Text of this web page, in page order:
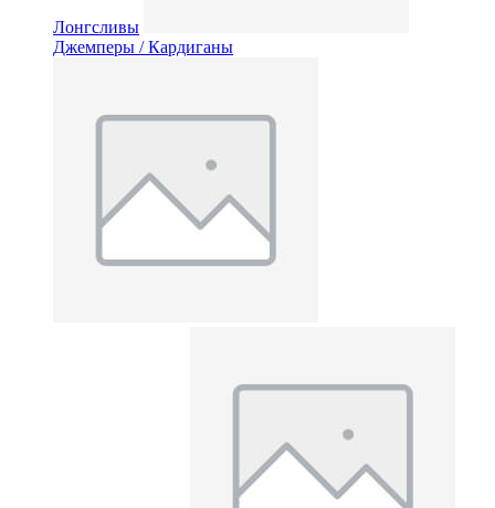
Лонгсливы
Джемперы / Кардиганы